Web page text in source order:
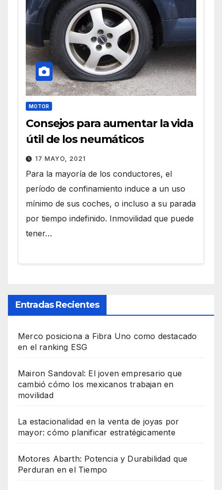
MOTOR
Consejos para aumentar la vida
útil de los neumáticos
17 MAYO, 2021
Para la mayoría de los conductores, el
período de confinamiento induce a un uso
mínimo de sus coches, o incluso a su parada
por tiempo indefinido. Inmovilidad que puede
tener…
Entradas Recientes
Merco posiciona a Fibra Uno como destacado
en el ranking ESG
Mairon Sandoval: El joven empresario que
cambió cómo los mexicanos trabajan en
movilidad
La estacionalidad en la venta de joyas por
mayor: cómo planificar estratégicamente
Motores Abarth: Potencia y Durabilidad que
Perduran en el Tiempo